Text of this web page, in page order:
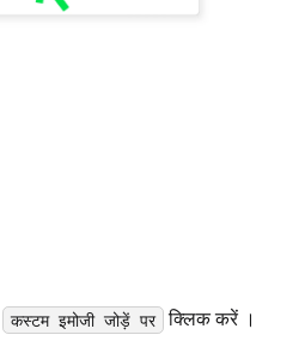
कस्टम इमोजी जोड़ें पर क्लिक करें ।